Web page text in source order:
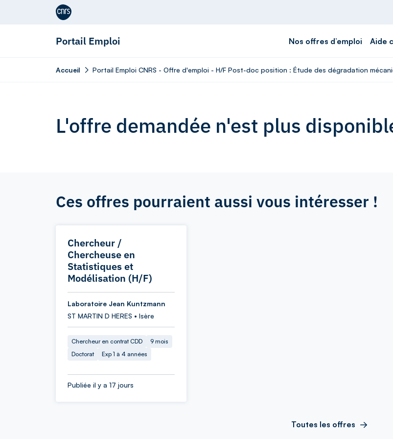
Aller au contenu
Portail Emploi Nos offres d’emploi Aide
Accueil Portail Emploi CNRS - Offre d'emploi - H/F Post-doc position : Étude des dégradation
L'offre demandée n'est plus
Ces offres pourraient aussi vous intéresser !
Chercheur /
Chercheuse en
Statistiques et
Modélisation (H/F)
Laboratoire Jean Kuntzmann
ST MARTIN D HERES • Isère
Chercheur en contrat CDD
9 mois
Doctorat
Exp 1 à 4 années
Publiée il y a 17 jours
Toutes les offres